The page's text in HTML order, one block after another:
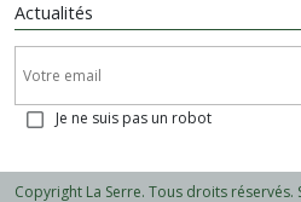
Actualités
Je ne suis pas un robot
Copyright La Serre. Tous droits réservés.